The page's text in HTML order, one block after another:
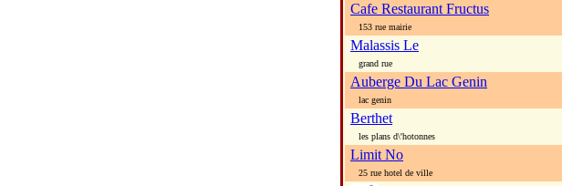
Cafe Restaurant Fructus
153 rue mairie
Malassis Le
grand rue
Auberge Du Lac Genin
lac genin
Berthet
les plans d\'hotonnes
Limit No
25 rue hotel de ville